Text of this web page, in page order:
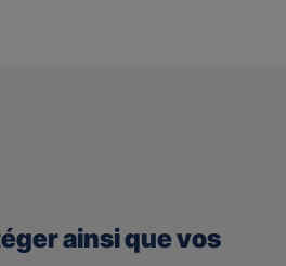
ainsi que vos